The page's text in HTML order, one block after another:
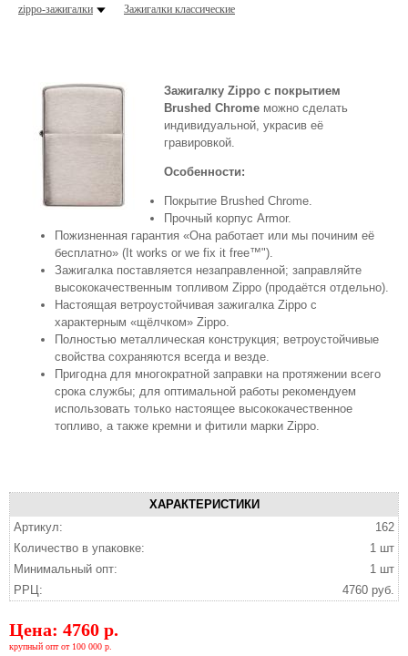
zippo-зажигалки
Зажигалки классические
Зажигалку Zippo c покрытием
Brushed Chrome можно сделать
индивидуальной, украсив её
гравировкой.
Особенности:
Покрытие Brushed Chrome.
Прочный корпус Armor.
Пожизненная гарантия «Она работает или мы починим её
бесплатно» (It works or we fix it free™").
Зажигалка поставляется незаправленной; заправляйте
высококачественным топливом Zippo (продаётся отдельно).
Настоящая ветроустойчивая зажигалка Zippo с
характерным «щёлчком» Zippo.
Полностью металлическая конструкция; ветроустойчивые
свойства сохраняются всегда и везде.
Пригодна для многократной заправки на протяжении всего
срока службы; для оптимальной работы рекомендуем
использовать только настоящее высококачественное
топливо, а также кремни и фитили марки Zippo.
ХАРАКТЕРИСТИКИ
Артикул:
162
Количество в упаковке:
1 шт
Минимальный опт:
1 шт
РРЦ:
4760 руб.
Цена: 4760 р.
крупный опт от 100 000 р.